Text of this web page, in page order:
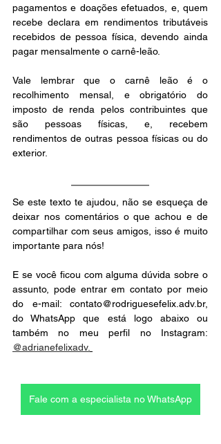
pagamentos e doações efetuados, e, quem
recebe declara em rendimentos tributáveis
recebidos de pessoa física, devendo ainda
pagar mensalmente o carnê-leão.
Vale lembrar que o carnê leão é o
recolhimento mensal, e obrigatório do
imposto de renda pelos contribuintes que
são pessoas físicas, e, recebem
rendimentos de outras pessoa físicas ou do
exterior.
Se este texto te ajudou, não se esqueça de
deixar nos comentários o que achou e de
compartilhar com seus amigos, isso é muito
importante para nós!
E se você ficou com alguma dúvida sobre o
assunto, pode entrar em contato por meio
do e-mail: contato@rodriguesefelix.adv.br,
do WhatsApp que está logo abaixo ou
@adrianefelixadv.
Fale com a especialista no WhatsApp